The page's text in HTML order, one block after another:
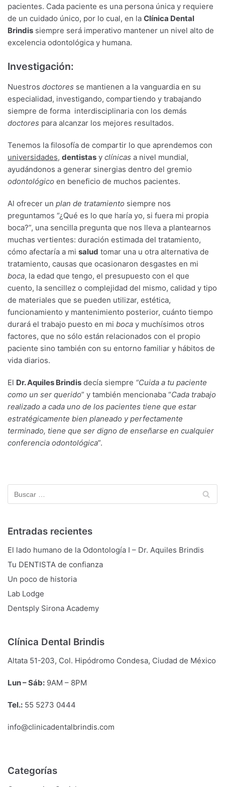
pacientes. Cada paciente es una persona única y requiere
de un cuidado único, por lo cual, en la Clínica Dental
Brindis siempre será imperativo mantener un nivel alto de
excelencia odontológica y humana.
Investigación:
Nuestros doctores se mantienen a la vanguardia en su
especialidad, investigando, compartiendo y trabajando
siempre de forma interdisciplinaria con los demás
doctores para alcanzar los mejores resultados.
Tenemos la filosofía de compartir lo que aprendemos con
universidades, dentistas y clínicas a nivel mundial,
ayudándonos a generar sinergias dentro del gremio
odontológico en beneficio de muchos pacientes.
Al ofrecer un plan de tratamiento siempre nos
preguntamos “¿Qué es lo que haría yo, si fuera mi propia
boca?”, una sencilla pregunta que nos lleva a plantearnos
muchas vertientes: duración estimada del tratamiento,
cómo afectaría a mi salud tomar una u otra alternativa de
tratamiento, causas que ocasionaron desgastes en mi
boca, la edad que tengo, el presupuesto con el que
cuento, la sencillez o complejidad del mismo, calidad y tipo
de materiales que se pueden utilizar, estética,
funcionamiento y mantenimiento posterior, cuánto tiempo
durará el trabajo puesto en mi boca y muchísimos otros
factores, que no sólo están relacionados con el propio
paciente sino también con su entorno familiar y hábitos de
vida diarios.
El Dr. Aquiles Brindis decía siempre “Cuida a tu paciente
como un ser querido” y también mencionaba “Cada trabajo
realizado a cada uno de los pacientes tiene que estar
estratégicamente bien planeado y perfectamente
terminado, tiene que ser digno de enseñarse en cualquier
conferencia odontológica”.
Entradas recientes
El lado humano de la Odontología I – Dr. Aquiles Brindis
Tu DENTISTA de confianza
Un poco de historia
Lab Lodge
Dentsply Sirona Academy
Clínica Dental Brindis
Altata 51-203, Col. Hipódromo Condesa, Ciudad de México
Lun – Sáb: 9AM – 8PM
Tel.: 55 5273 0444
info@clinicadentalbrindis.com
Categorías